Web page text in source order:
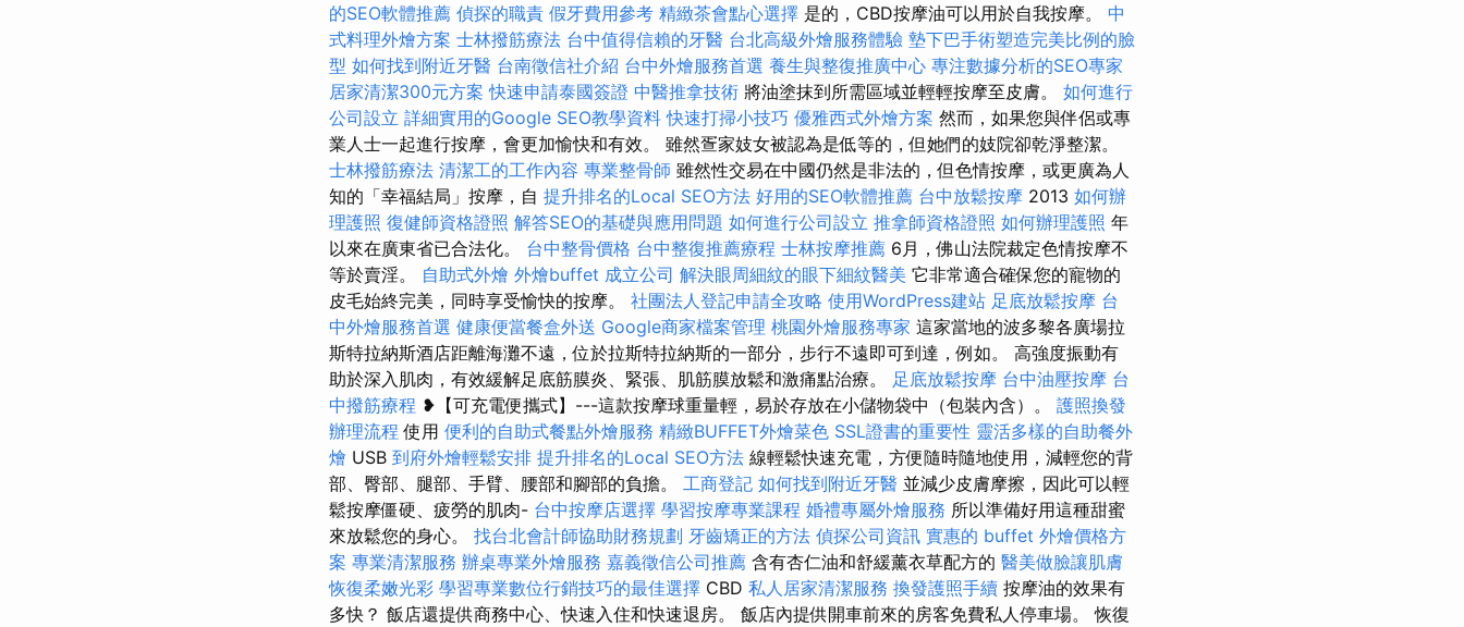
的SEO軟體推薦 偵探的職責 假牙費用參考 精緻茶會點心選擇 是的，CBD按摩油可以用於自我按摩。 中
式料理外燴方案 士林撥筋療法 台中值得信賴的牙醫 台北高級外燴服務體驗 墊下巴手術塑造完美比例的臉
型 如何找到附近牙醫 台南徵信社介紹 台中外燴服務首選 養生與整復推廣中心 專注數據分析的SEO專家
居家清潔300元方案 快速申請泰國簽證 中醫推拿技術 將油塗抹到所需區域並輕輕按摩至皮膚。 如何進行
公司設立 詳細實用的Google SEO教學資料 快速打掃小技巧 優雅西式外燴方案 然而，如果您與伴侶或專
業人士一起進行按摩，會更加愉快和有效。 雖然疍家妓女被認為是低等的，但她們的妓院卻乾淨整潔。
士林撥筋療法 清潔工的工作內容 專業整骨師 雖然性交易在中國仍然是非法的，但色情按摩，或更廣為人
知的「幸福結局」按摩，自 提升排名的Local SEO方法 好用的SEO軟體推薦 台中放鬆按摩 2013 如何辦
理護照 復健師資格證照 解答SEO的基礎與應用問題 如何進行公司設立 推拿師資格證照 如何辦理護照 年
以來在廣東省已合法化。 台中整骨價格 台中整復推薦療程 士林按摩推薦 6月，佛山法院裁定色情按摩不
等於賣淫。 自助式外燴 外燴buffet 成立公司 解決眼周細紋的眼下細紋醫美 它非常適合確保您的寵物的
皮毛始終完美，同時享受愉快的按摩。 社團法人登記申請全攻略 使用WordPress建站 足底放鬆按摩 台
中外燴服務首選 健康便當餐盒外送 Google商家檔案管理 桃園外燴服務專家 這家當地的波多黎各廣場拉
斯特拉納斯酒店距離海灘不遠，位於拉斯特拉納斯的一部分，步行不遠即可到達，例如。 高強度振動有
助於深入肌肉，有效緩解足底筋膜炎、緊張、肌筋膜放鬆和激痛點治療。 足底放鬆按摩 台中油壓按摩 台
中撥筋療程 ❥【可充電便攜式】---這款按摩球重量輕，易於存放在小儲物袋中（包裝內含）。 護照換發
辦理流程 使用 便利的自助式餐點外燴服務 精緻BUFFET外燴菜色 SSL證書的重要性 靈活多樣的自助餐外
燴 USB 到府外燴輕鬆安排 提升排名的Local SEO方法 線輕鬆快速充電，方便隨時隨地使用，減輕您的背
部、臀部、腿部、手臂、腰部和腳部的負擔。 工商登記 如何找到附近牙醫 並減少皮膚摩擦，因此可以輕
鬆按摩僵硬、疲勞的肌肉- 台中按摩店選擇 學習按摩專業課程 婚禮專屬外燴服務 所以準備好用這種甜蜜
來放鬆您的身心。 找台北會計師協助財務規劃 牙齒矯正的方法 偵探公司資訊 實惠的 buffet 外燴價格方
案 專業清潔服務 辦桌專業外燴服務 嘉義徵信公司推薦 含有杏仁油和舒緩薰衣草配方的 醫美做臉讓肌膚
恢復柔嫩光彩 學習專業數位行銷技巧的最佳選擇 CBD 私人居家清潔服務 換發護照手續 按摩油的效果有
多快？ 飯店還提供商務中心、快速入住和快速退房。 飯店內提供開車前來的房客免費私人停車場。 恢復